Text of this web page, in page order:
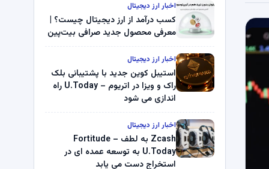
اخبار ارز دیجیتال
کسب درآمد از ارز دیجیتال چیست؟ |
معرفی محصول جدید صرافی بیت‌پین
اخبار ارز دیجیتال
استیبل کوین جدید با پشتیبانی بلک
راک و ویزا در اتریوم – U.Today راه
اندازی می شود
اخبار ارز دیجیتال
Zcash به لطف Fortitude –
U.Today به توسعه عمده ای در
استخراج دست می یابد